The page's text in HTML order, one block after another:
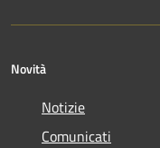
Novità
Notizie
Comunicati